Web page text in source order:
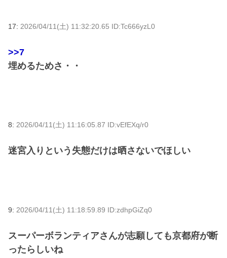
17: 2026/04/11(土) 11:32:20.65 ID:Tc666yzL0
>>7
埋めるためさ・・
8: 2026/04/11(土) 11:16:05.87 ID:vEfEXq/r0
迷宮入りという失態だけは晒さないでほしい
9: 2026/04/11(土) 11:18:59.89 ID:zdhpGiZq0
スーパーボランティアさんが志願しても京都府が断
ったらしいね